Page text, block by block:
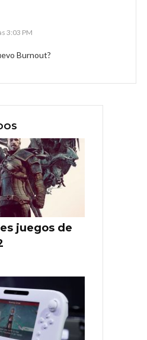
3:03 PM
Burnout?
juegos de